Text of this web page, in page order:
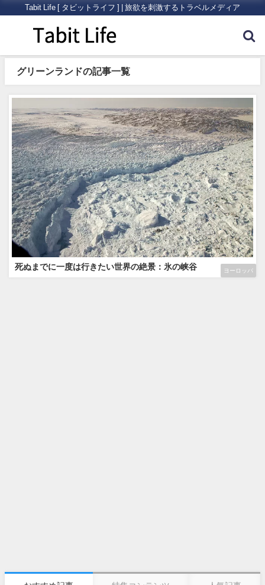
Tabit Life [ タビットライフ ] | 旅欲を刺激するトラベルメディア
グリーンランドの記事一覧
ヨーロッパ
死ぬまでに一度は行きたい世界の絶景：氷の峡谷